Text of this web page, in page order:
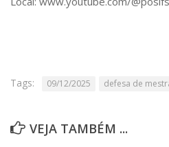
Serviços
Outros serviços
Assessorias e Mídias
Aplicativos e Sites
Tags: 09/12/2025 defesa de
VEJA TAMBÉM ...